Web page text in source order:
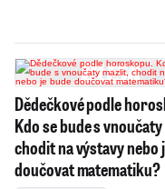
Dědečkové podle
Kdo se bude s
chodit na výstavy nebo
doučovat matematiku?